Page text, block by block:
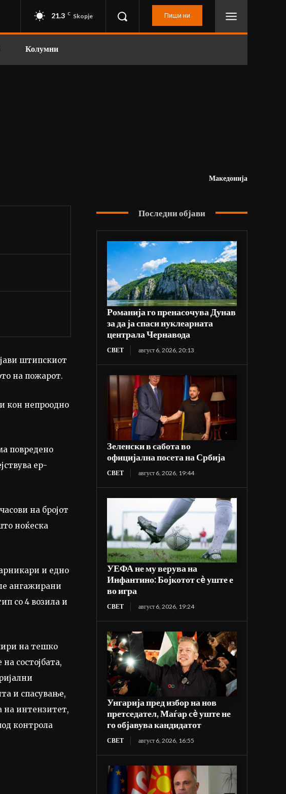
21.3 C Skopje Пиши ни
Колумни
Македонија
штипскиот
на пожарот.
кон непроодно
повредено
ер-
на бројот
ноќеска
и едно
ангажирани
со 4 возила и
на тешко
состојбата,
и спасување,
на интензитет,
контрола
Последни објави
Романија го пренасочува Дунав
за да ја спаси нуклеарната
централа Чернавода
СВЕТ август 6, 2026, 20:13
Зеленски в сабота во
официјална посета на Србија
СВЕТ август 6, 2026, 19:44
УЕФА не му верува на
Инфантино: Бојкотот сè уште е
во игра
СВЕТ август 6, 2026, 19:24
Унгарија пред избор на нов
претседател, Маѓар сè уште не
го објавува кандидатот
СВЕТ август 6, 2026, 16:55